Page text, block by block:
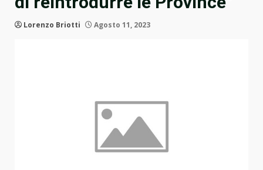
Lorenzo Briotti Agosto 11, 2023